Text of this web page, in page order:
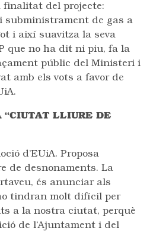
finalitat del projecte:
subministrament de gas a
i així suavitza la seva
que no ha dit ni piu, fa la
públic del Ministeri i
amb els vots a favor de
“CIUTAT LLIURE DE
d’EUiA. Proposa
de desnonaments. La
és anunciar als
tindran molt difícil per
a la nostra ciutat, perquè
de l’Ajuntament i del